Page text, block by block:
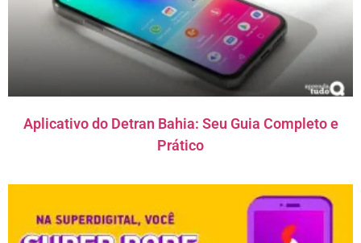
Aplicativo do Detran Bahia: Seu Guia Completo e
Prático